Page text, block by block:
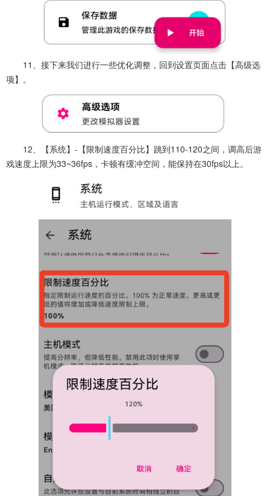
11、接下来我们进行一些优化调整，回到设置页面点击【高级选
项】。
12、【系统】-【限制速度百分比】跳到110-120之间，调高后游
戏速度上限为33~36fps，卡顿有缓冲空间，能保持在30fps以上。